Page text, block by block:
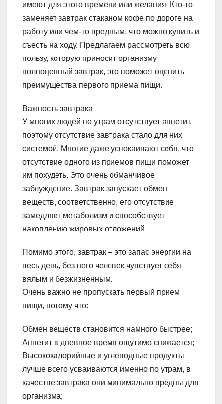
имеют для этого времени или желания. Кто-то
заменяет завтрак стаканом кофе по дороге на
работу или чем-то вредным, что можно купить и
съесть на ходу. Предлагаем рассмотреть всю
пользу, которую приносит организму
полноценный завтрак, это поможет оценить
преимущества первого приема пищи.
Важность завтрака
У многих людей по утрам отсутствует аппетит,
поэтому отсутствие завтрака стало для них
системой. Многие даже успокаивают себя, что
отсутствие одного из приемов пищи поможет
им похудеть. Это очень обманчивое
заблуждение. Завтрак запускает обмен
веществ, соответственно, его отсутствие
замедляет метаболизм и способствует
накоплению жировых отложений.
Помимо этого, завтрак – это запас энергии на
весь день, без него человек чувствует себя
вялым и безжизненным.
Очень важно не пропускать первый прием
пищи, потому что:
Обмен веществ становится намного быстрее;
Аппетит в дневное время ощутимо снижается;
Высококалорийные и углеводные продукты
лучше всего усваиваются именно по утрам, в
качестве завтрака они минимально вредны для
организма;